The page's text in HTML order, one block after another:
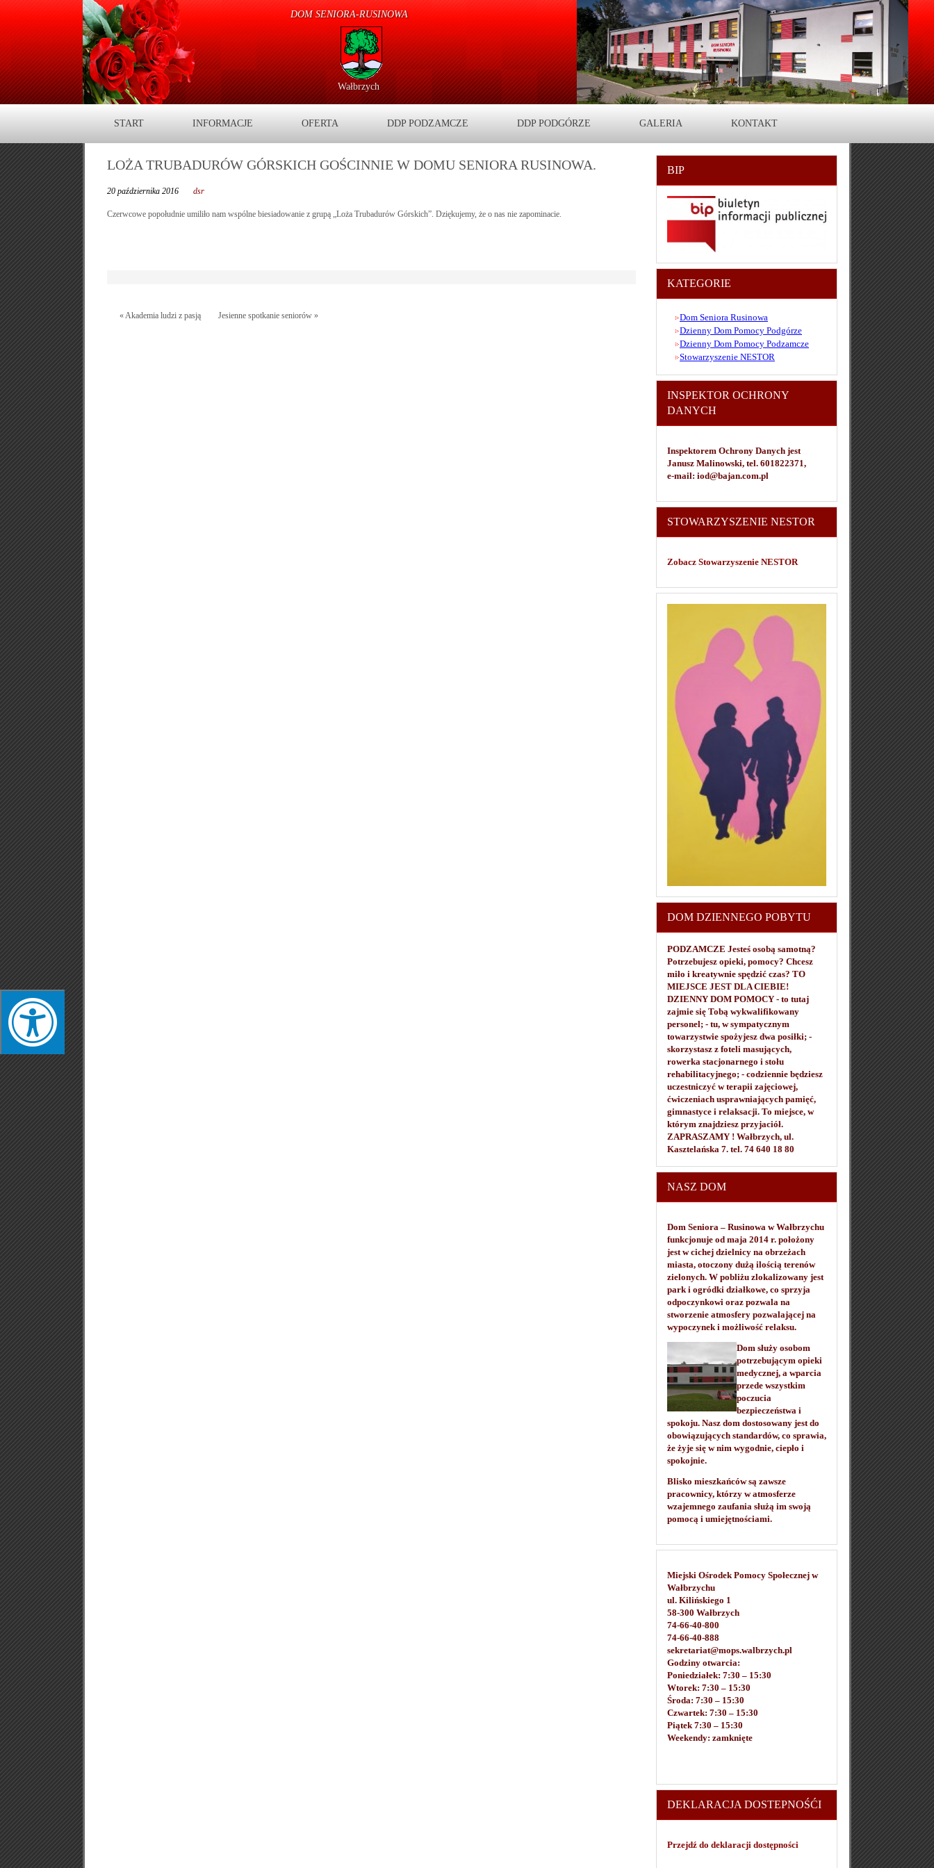
DOM SENIORA-RUSINOWA
Wałbrzych
START INFORMACJE OFERTA DDP PODZAMCZE DDP PODGÓRZE GALERIA KONTAKT
LOŻA TRUBADURÓW GÓRSKICH GOŚCINNIE W DOMU SENIORA RUSINOWA.
20 października 2016 dsr
Czerwcowe popołudnie umiliło nam wspólne biesiadowanie z grupą „Loża Trubadurów Górskich”. Dziękujemy, że o nas nie zapominacie.
« Akademia ludzi z pasją Jesienne spotkanie seniorów »
BIP
KATEGORIE
Dom Seniora Rusinowa
Dzienny Dom Pomocy Podgórze
Dzienny Dom Pomocy Podzamcze
Stowarzyszenie NESTOR
INSPEKTOR OCHRONY
DANYCH
Inspektorem Ochrony Danych jest
Janusz Malinowski, tel. 601822371,
e-mail: iod@bajan.com.pl
STOWARZYSZENIE NESTOR
Zobacz Stowarzyszenie NESTOR
DOM DZIENNEGO POBYTU
PODZAMCZE Jesteś osobą samotną?
Potrzebujesz opieki, pomocy? Chcesz
miło i kreatywnie spędzić czas? TO
MIEJSCE JEST DLA CIEBIE!
DZIENNY DOM POMOCY - to tutaj
zajmie się Tobą wykwalifikowany
personel; - tu, w sympatycznym
towarzystwie spożyjesz dwa posiłki; -
skorzystasz z foteli masujących,
rowerka stacjonarnego i stołu
rehabilitacyjnego; - codziennie będziesz
uczestniczyć w terapii zajęciowej,
ćwiczeniach usprawniających pamięć,
gimnastyce i relaksacji. To miejsce, w
którym znajdziesz przyjaciół.
ZAPRASZAMY ! Wałbrzych, ul.
Kasztelańska 7. tel. 74 640 18 80
NASZ DOM
Dom Seniora – Rusinowa w Wałbrzychu
funkcjonuje od maja 2014 r. położony
jest w cichej dzielnicy na obrzeżach
miasta, otoczony dużą ilością terenów
zielonych. W pobliżu zlokalizowany jest
park i ogródki działkowe, co sprzyja
odpoczynkowi oraz pozwala na
stworzenie atmosfery pozwalającej na
wypoczynek i możliwość relaksu.
Dom służy osobom
potrzebującym opieki
medycznej, a wparcia
przede wszystkim
poczucia
bezpieczeństwa i
spokoju. Nasz dom dostosowany jest do
obowiązujących standardów, co sprawia,
że żyje się w nim wygodnie, ciepło i
spokojnie.
Blisko mieszkańców są zawsze
pracownicy, którzy w atmosferze
wzajemnego zaufania służą im swoją
pomocą i umiejętnościami.
Miejski Ośrodek Pomocy Społecznej w
Wałbrzychu
ul. Kilińskiego 1
58-300 Wałbrzych
74-66-40-800
74-66-40-888
sekretariat@mops.walbrzych.pl
Godziny otwarcia:
Poniedziałek: 7:30 – 15:30
Wtorek: 7:30 – 15:30
Środa: 7:30 – 15:30
Czwartek: 7:30 – 15:30
Piątek 7:30 – 15:30
Weekendy: zamknięte
DEKLARACJA DOSTEPNOŚĆI
Przejdź do deklaracji dostępności